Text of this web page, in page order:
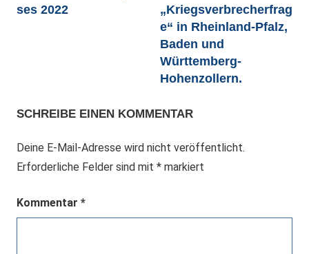
ses 2022
„Kriegsverbrecherfrag
e“ in Rheinland-Pfalz,
Baden und
Württemberg-
Hohenzollern.
SCHREIBE EINEN KOMMENTAR
Deine E-Mail-Adresse wird nicht veröffentlicht.
Erforderliche Felder sind mit * markiert
Kommentar *